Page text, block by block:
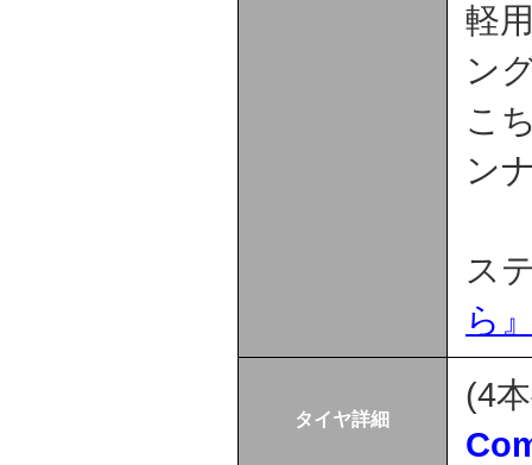
軽
ン
こ
ン
ス
ら
タイヤ詳細
(4